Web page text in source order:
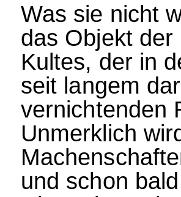
Was sie nicht
das Objekt
Kultes, der in
seit langem
vernichtenden
Unmerklich
und schon